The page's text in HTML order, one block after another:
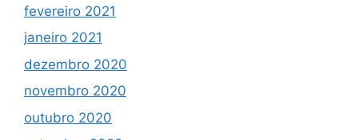
fevereiro 2021
janeiro 2021
dezembro 2020
novembro 2020
outubro 2020